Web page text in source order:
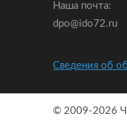
Наша почта:
dpo@ido72.ru
Сведения об
© 2009-2026